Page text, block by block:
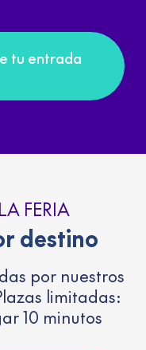
tu entrada
FERIA
destino
por nuestros
limitadas:
10 minutos